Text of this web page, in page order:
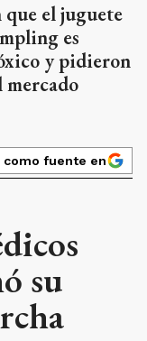
el juguete
es
y pidieron
como fuente en
su